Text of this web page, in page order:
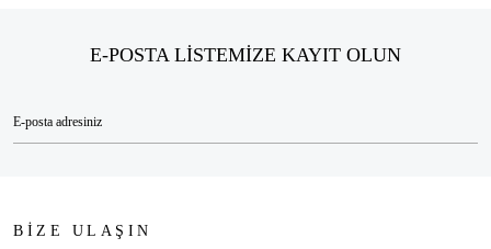
E-POSTA LİSTEMİZE KAYIT OLUN
BİZE ULAŞIN